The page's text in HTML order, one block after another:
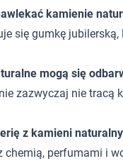
kamienie
się gumkę
mogą się
zazwyczaj nie tracą
z kamieni
chemią, perfumami i